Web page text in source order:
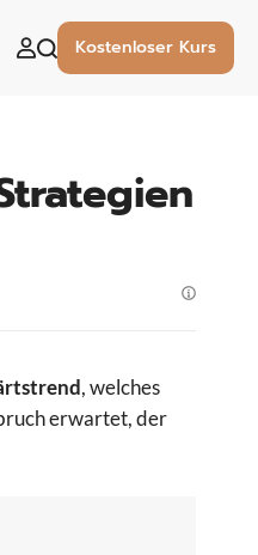
Kostenloser Kurs
, welches
erwartet, der